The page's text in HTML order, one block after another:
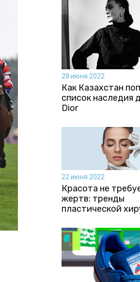
28 июня 2022
Как Казахстан
список наследия
Dior
22 июня 2022
Красота не
жертв: тренды
пластической